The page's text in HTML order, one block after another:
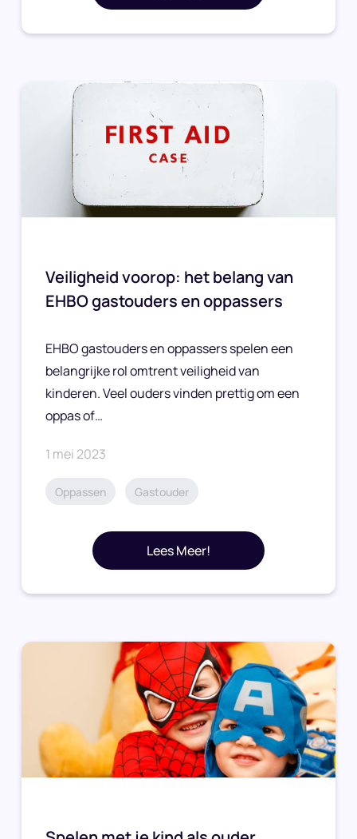
Veiligheid voorop: het belang van
EHBO gastouders en oppassers
EHBO gastouders en oppassers spelen een
belangrijke rol omtrent veiligheid van
kinderen. Veel ouders vinden prettig om een
oppas of…
1 mei 2023
Oppassen Gastouder
Lees Meer!